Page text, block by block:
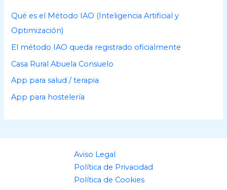
o
s
Qué es el Método IAO (Inteligencia Artificial y
Optimización)
El método IAO queda registrado oficialmente
Casa Rural Abuela Consuelo
App para salud / terapia
App para hostelería
Aviso Legal
Política de Privacidad
Política de Cookies